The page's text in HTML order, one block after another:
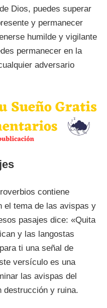
Dios, puedes superar
y permanecer
humilde y vigilante
permanecer en la
adversario
contiene
el tema de las avispas y
pasajes dice: «Quita
y las langostas
ti una señal de
versículo es una
las avispas del
destrucción y ruina.